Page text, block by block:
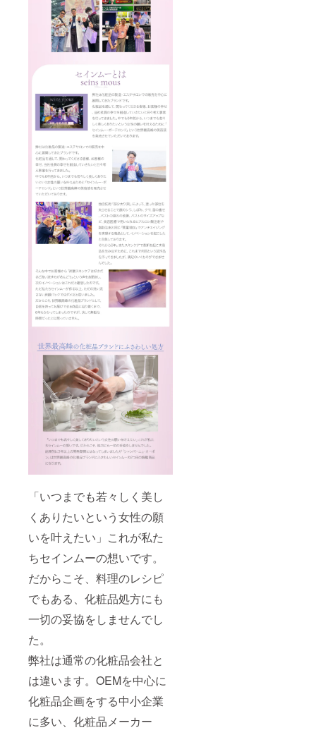
「いつまでも若々しく美し
くありたいという女性の願
いを叶えたい」これが私た
ちセインムーの想いです。
だからこそ、料理のレシピ
でもある、化粧品処方にも
一切の妥協をしませんでし
た。
弊社は通常の化粧品会社と
は違います。OEMを中心に
化粧品企画をする中小企業
に多い、化粧品メーカー